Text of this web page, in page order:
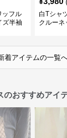
ッフル
ズ半袖
白Tシャ
クルーネ
着アイテムの一覧
のおすすめアイ